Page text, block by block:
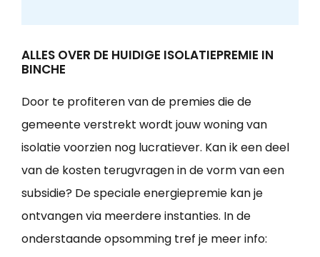
ALLES OVER DE HUIDIGE ISOLATIEPREMIE IN
BINCHE
Door te profiteren van de premies die de
gemeente verstrekt wordt jouw woning van
isolatie voorzien nog lucratiever. Kan ik een deel
van de kosten terugvragen in de vorm van een
subsidie? De speciale energiepremie kan je
ontvangen via meerdere instanties. In de
onderstaande opsomming tref je meer info: